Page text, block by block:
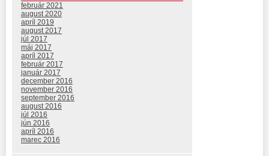
február 2021
august 2020
apríl 2019
august 2017
júl 2017
máj 2017
apríl 2017
február 2017
január 2017
december 2016
november 2016
september 2016
august 2016
júl 2016
jún 2016
apríl 2016
marec 2016